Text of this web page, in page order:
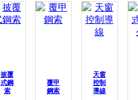
披覆
式鋼
索
覆甲
鋼索
天窗
控制
導線